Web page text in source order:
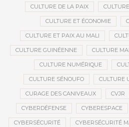
CULTURE DE LA PAIX
CULTURE ET ÉCONOMIE
CULTURE ET PAIX AU MALI
CULTURE GUINÉENNE CULTURE
CULTURE NUMÉRIQUE
CULTURE SÉNOUFO CULTURE
CURAGE DES CANIVEAUX CVJR
CYBERDÉFENSE CYBERESPACE
CYBERSÉCURITÉ CYBERSÉCURITÉ